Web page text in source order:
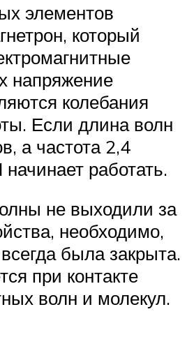
элементов
который
напряжение
колебания
Если длина волн
а частота 2,4
начинает работать.
не выходили за
необходимо,
была закрыта.
при контакте
волн и молекул.